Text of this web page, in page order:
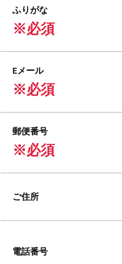
ふりがな
※必須
Eメール
※必須
郵便番号
※必須
ご住所
電話番号